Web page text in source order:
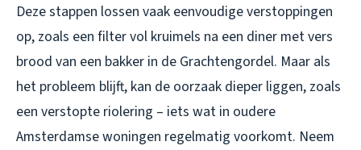
Deze stappen lossen vaak eenvoudige verstoppingen
op, zoals een filter vol kruimels na een diner met vers
brood van een bakker in de Grachtengordel. Maar als
het probleem blijft, kan de oorzaak dieper liggen, zoals
een verstopte riolering – iets wat in oudere
Amsterdamse woningen regelmatig voorkomt. Neem